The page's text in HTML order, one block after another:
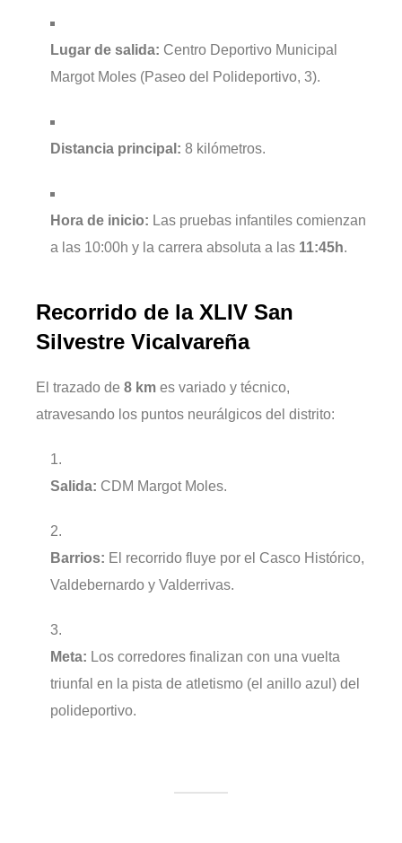
Lugar de salida: Centro Deportivo Municipal
Margot Moles (Paseo del Polideportivo, 3).
Distancia principal: 8 kilómetros.
Hora de inicio: Las pruebas infantiles comienzan
a las 10:00h y la carrera absoluta a las 11:45h.
Recorrido de la XLIV San
Silvestre Vicalvareña
El trazado de 8 km es variado y técnico,
atravesando los puntos neurálgicos del distrito:
Salida: CDM Margot Moles.
Barrios: El recorrido fluye por el Casco Histórico,
Valdebernardo y Valderrivas.
Meta: Los corredores finalizan con una vuelta
triunfal en la pista de atletismo (el anillo azul) del
polideportivo.